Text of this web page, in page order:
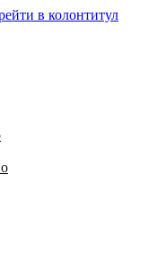
в колонтитул